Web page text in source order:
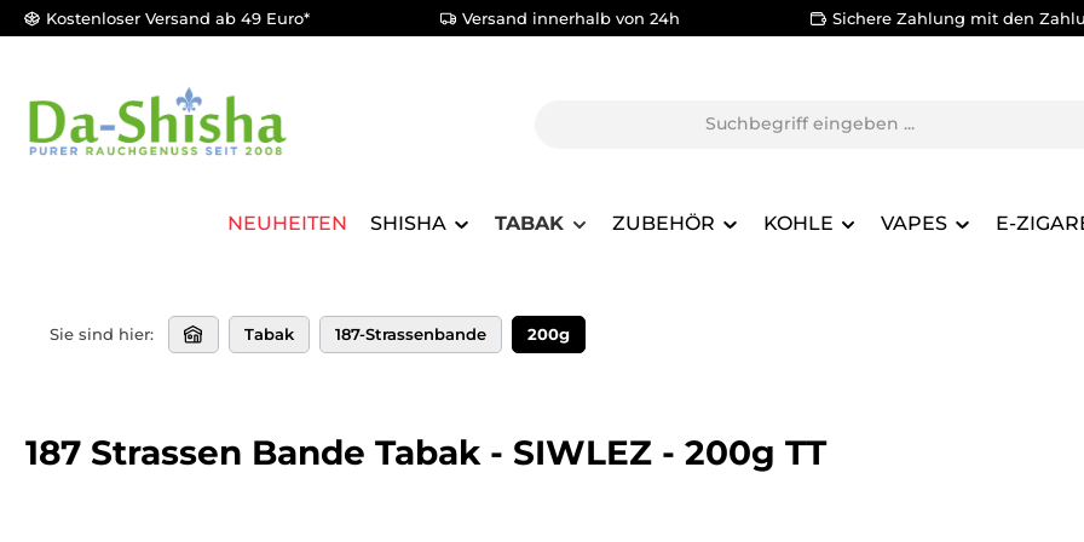
Hauptinhalt springen
Zur Suche springen
Zur Hauptnavigation springen
Kostenloser Versand ab 49 Euro* Versand innerhalb von 24h Sichere Zahlung mit den
NEUHEITEN SHISHA TABAK ZUBEHÖR KOHLE VAPES E-
Sie sind hier: Tabak 187-Strassenbande 200g
187 Strassen Bande Tabak - SIWLEZ - 200g TT